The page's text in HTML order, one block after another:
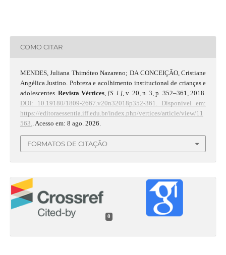
COMO CITAR
MENDES, Juliana Thimóteo Nazareno; DA CONCEIÇÃO, Cristiane
Angélica Justino. Pobreza e acolhimento institucional de crianças e
adolescentes.Revista Vértices, [S. l.] , v. 20, n. 3, p. 352–361, 2018.
DOI: 10.19180/1809-2667.v20n32018p352-361.
Disponível em:
https://editoraessentia.iff.edu.br/index.php/vertices/article/view/11
563.
. Acesso em: 8 ago. 2026.
FORMATOS DE CITAÇÃO
0